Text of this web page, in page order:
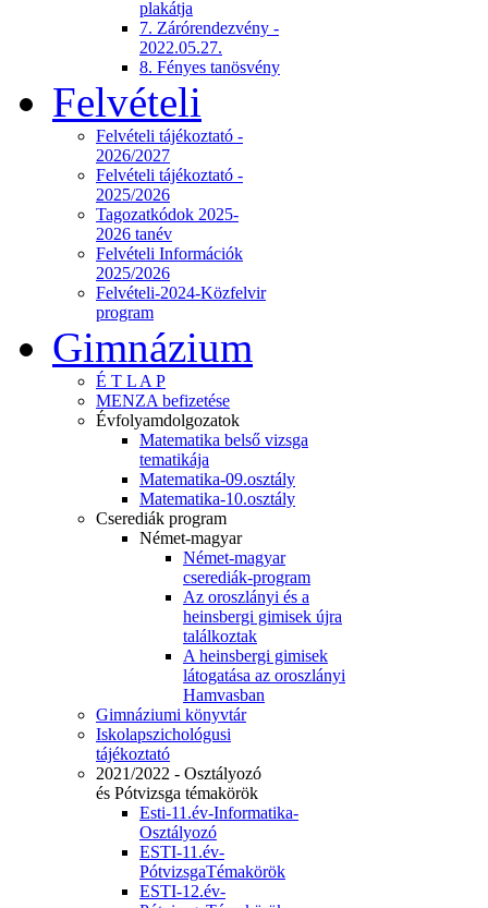
plakátja
7. Zárórendezvény -
2022.05.27.
8. Fényes tanösvény
Felvételi
Felvételi tájékoztató -
2026/2027
Felvételi tájékoztató -
2025/2026
Tagozatkódok 2025-
2026 tanév
Felvételi Információk
2025/2026
Felvételi-2024-Közfelvir
program
Gimnázium
É T L A P
MENZA befizetése
Évfolyamdolgozatok
Matematika belső vizsga
tematikája
Matematika-09.osztály
Matematika-10.osztály
Cserediák program
Német-magyar
Német-magyar
cserediák-program
Az oroszlányi és a
heinsbergi gimisek újra
találkoztak
A heinsbergi gimisek
látogatása az oroszlányi
Hamvasban
Gimnáziumi könyvtár
Iskolapszichológusi
tájékoztató
2021/2022 - Osztályozó
és Pótvizsga témakörök
Esti-11.év-Informatika-
Osztályozó
ESTI-11.év-
PótvizsgaTémakörök
ESTI-12.év-